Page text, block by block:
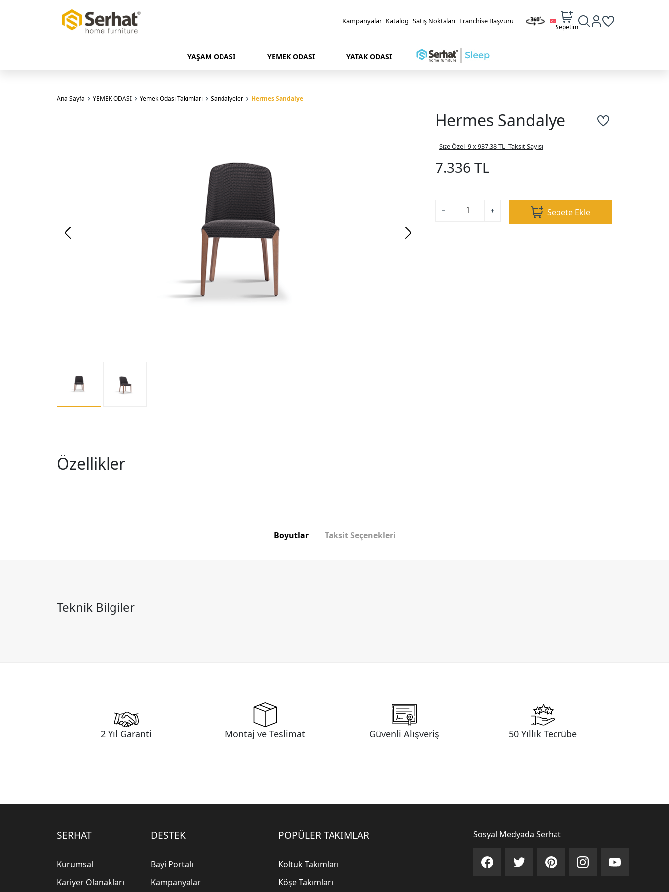
Kampanyalar Katalog Satış Noktaları Franchise Başvuru
Sepetim
YAŞAM ODASI YEMEK ODASI YATAK ODASI
Ana Sayfa YEMEK ODASI Yemek Odası Takımları Sandalyeler Hermes Sandalye
Hermes Sandalye
Size Özel 9 x 937.38 TL Taksit Sayısı
7.336 TL
Sepete Ekle
Özellikler
Boyutlar Taksit Seçenekleri
Teknik Bilgiler
2 Yıl Garanti Montaj ve Teslimat Güvenli Alışveriş 50 Yıllık Tecrübe
SERHAT
Kurumsal
Kariyer Olanakları
DESTEK
Bayi Portalı
Kampanyalar
POPÜLER TAKIMLAR
Koltuk Takımları
Köşe Takımları
Sosyal Medyada Serhat